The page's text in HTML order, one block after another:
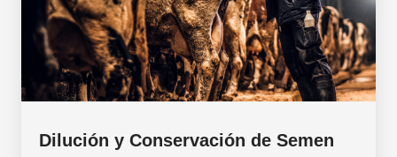
Dilución y Conservación de Semen